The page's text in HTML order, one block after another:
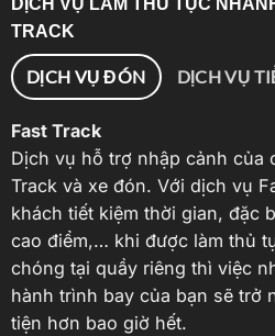
TRACK
DỊCH VỤ ĐÓN DỊCH VỤ
Fast Track
Dịch vụ hỗ trợ nhập cảnh của
Track và xe đón. Với dịch vụ
khách tiết kiệm thời gian, đặc
cao điểm,… khi được làm thủ
chóng tại quầy riêng thì việc
hành trình bay của bạn sẽ trở
tiện hơn bao giờ hết.